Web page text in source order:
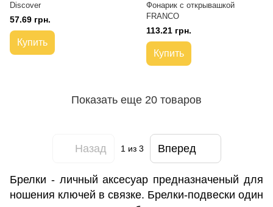
Discover
57.69 грн.
Купить
Фонарик с открывашкой
FRANCO
113.21 грн.
Купить
Показать еще 20 товаров
Назад 1 из 3 Вперед
Брелки - личный аксесуар предназначеный для
ношения ключей в связке. Брелки-подвески один